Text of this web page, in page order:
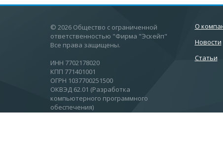
© 2026 Общество с ограниченной
ответственностью "Фирма "Эскейп"
Все права защищены.
ИНН 7702178020
КПП 771401001
ОГРН 1037700251500
ОКВЭД 62.01 (Разработка
компьютерного программного
обеспечения)
О
Новости
Статьи